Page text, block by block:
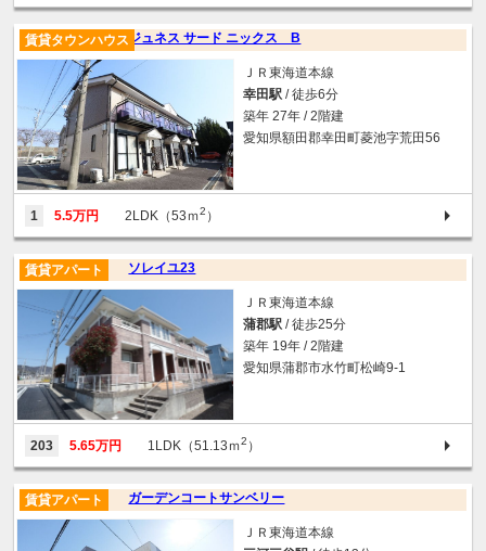
ジュネス サード ニックス B
賃貸タウンハウス
ＪＲ東海道本線
幸田駅 / 徒歩6分
築年 27年 / 2階建
愛知県額田郡幸田町菱池字荒田56
1 5.5万円 2LDK（53ｍ2 ）
ソレイユ23
賃貸アパート
ＪＲ東海道本線
蒲郡駅 / 徒歩25分
築年 19年 / 2階建
愛知県蒲郡市水竹町松崎9-1
203 5.65万円 1LDK（51.13ｍ2 ）
ガーデンコートサンベリー
賃貸アパート
ＪＲ東海道本線